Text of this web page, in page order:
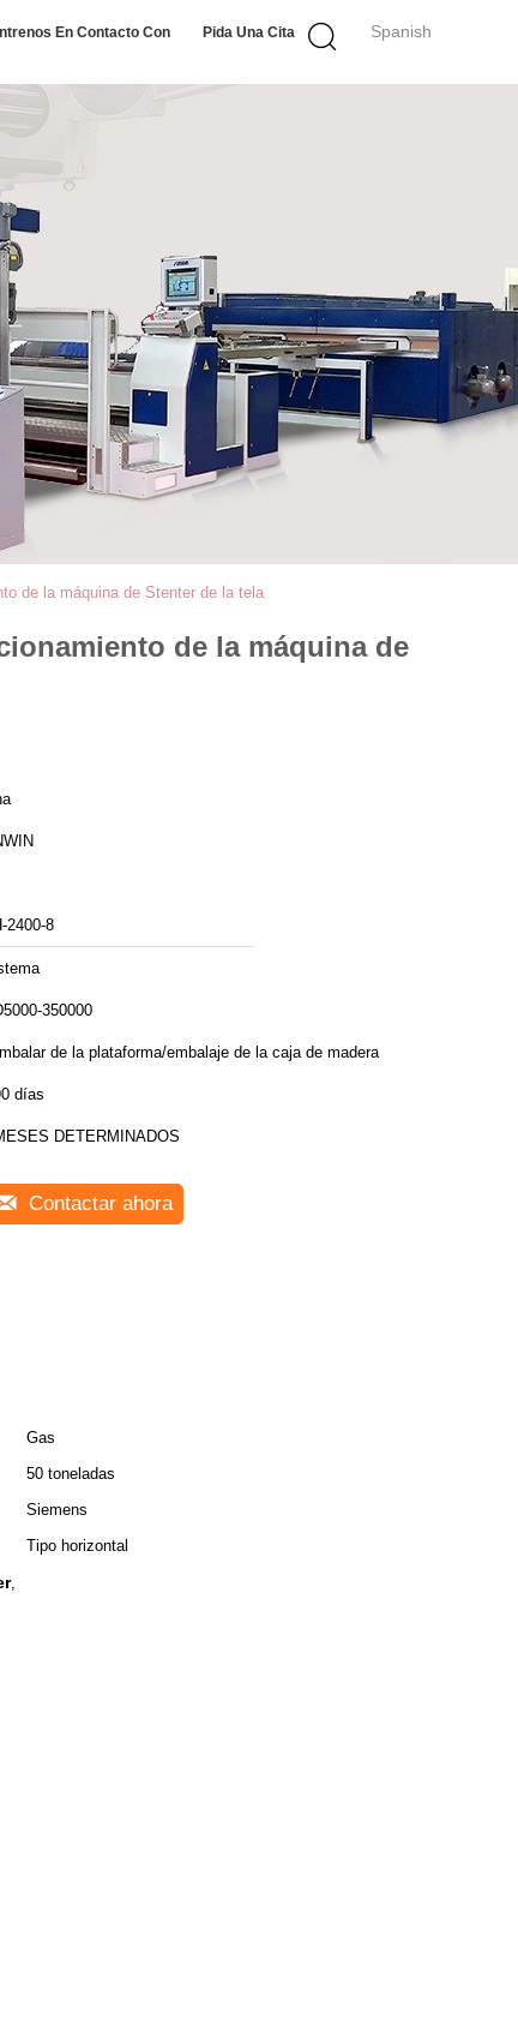
Spanish
En Contacto Con Pida Una Cita
de la máquina de Stenter de la tela
de la máquina de
2400-8
350000
de la plataforma/embalaje de la caja de madera
días
DETERMINADOS
Contactar ahora
Gas
50 toneladas
Siemens
Tipo horizontal
,